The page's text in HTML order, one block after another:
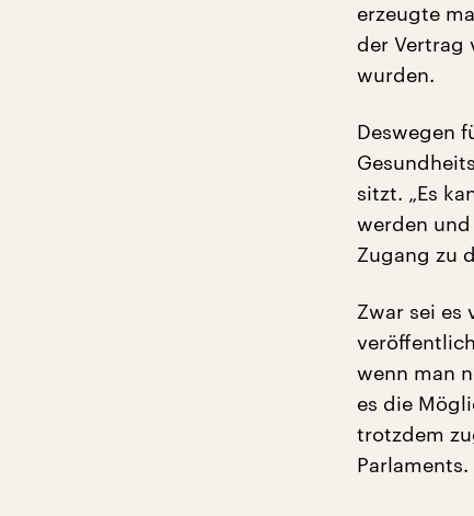
erzeugte
der Vertrag
wurden.
Deswegen
sitzt. „Es
werden
Zugang zu
Zwar sei es
wenn man
es die
trotzdem
Parlaments.